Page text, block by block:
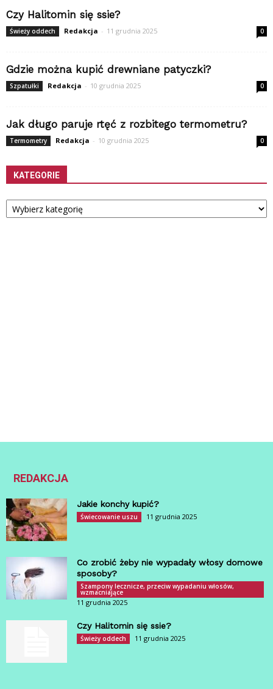
Czy Halitomin się ssie?
Świeży oddech Redakcja - 11 grudnia 2025 0
Gdzie można kupić drewniane patyczki?
Szpatułki Redakcja - 10 grudnia 2025 0
Jak długo paruje rtęć z rozbitego termometru?
Termometry Redakcja - 10 grudnia 2025 0
KATEGORIE
Kategorie
REDAKCJA
Jakie konchy kupić?
Świecowanie uszu 11 grudnia 2025
Co zrobić żeby nie wypadały włosy domowe
sposoby?
Szampony lecznicze, przeciw wypadaniu włosów,
wzmacniające
11 grudnia 2025
Czy Halitomin się ssie?
Świeży oddech 11 grudnia 2025